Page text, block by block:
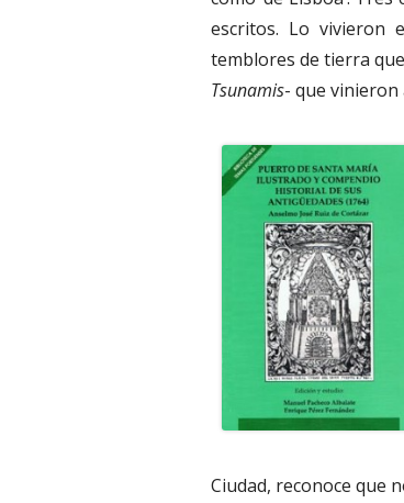
escritos. Lo vivieron
temblores de tierra
Tsunamis- que vinieron
Ciudad, reconoce que